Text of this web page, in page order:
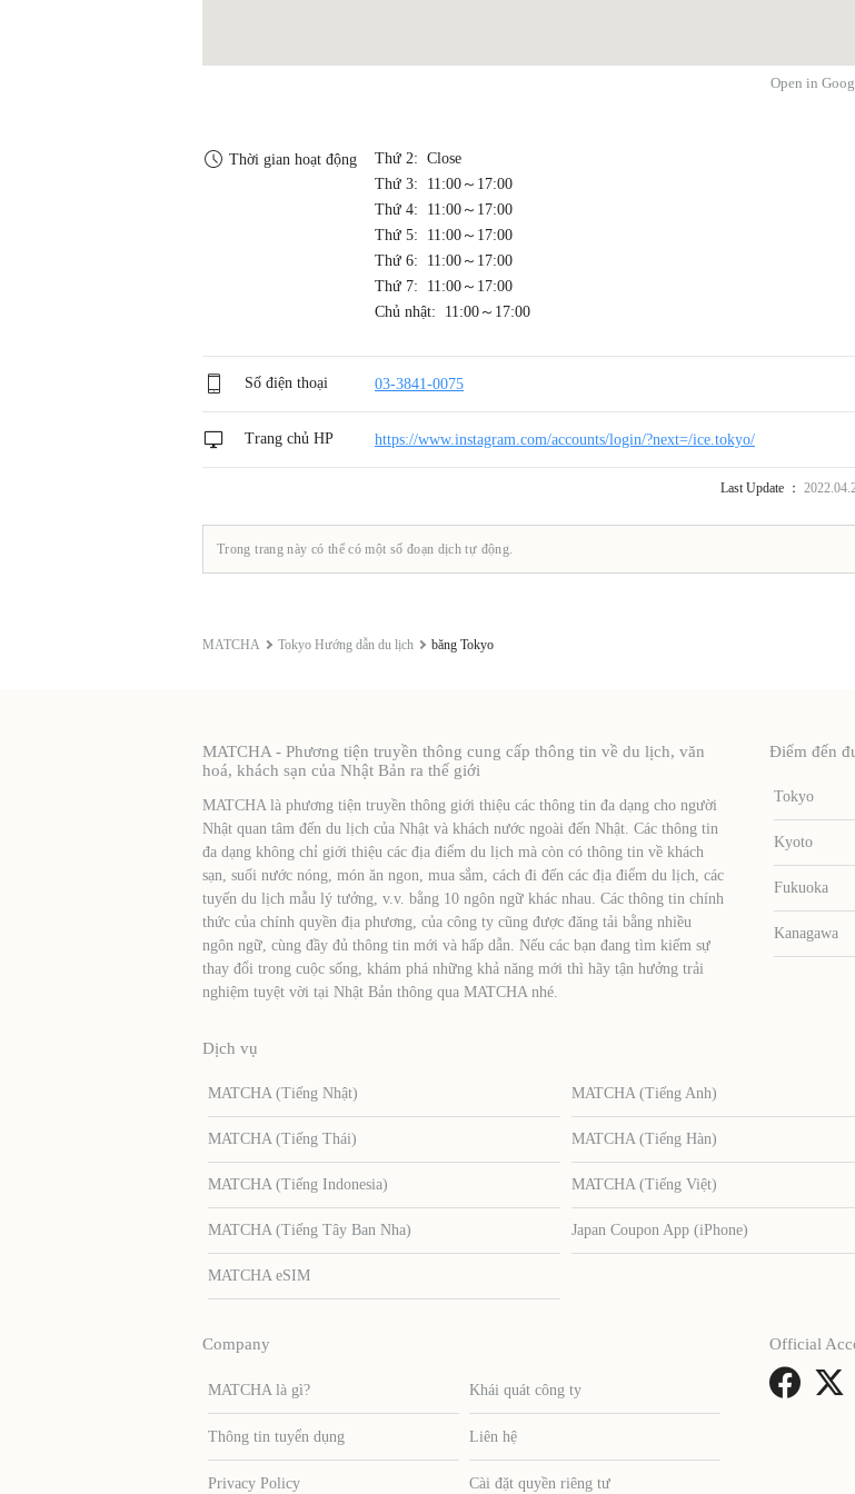
Open in
Thời gian hoạt động
Thứ 2: Close
Thứ 3: 11:00～17:00
Thứ 4: 11:00～17:00
Thứ 5: 11:00～17:00
Thứ 6: 11:00～17:00
Thứ 7: 11:00～17:00
Chủ nhật: 11:00～17:00
Số điện thoại 03-3841-0075
Trang chủ HP https://www.instagram.com/accounts/login/?next=/ice.tokyo/
Last Update ：
Trong trang này có thể có một số đoạn dịch tự động.
MATCHA Tokyo Hướng dẫn du lịch băng Tokyo
MATCHA - Phương tiện truyền thông cung cấp thông tin về du lịch, văn
hoá, khách sạn của Nhật Bản ra thế giới
MATCHA là phương tiện truyền thông giới thiệu các thông tin đa dạng cho người
Nhật quan tâm đến du lịch của Nhật và khách nước ngoài đến Nhật. Các thông tin
đa dạng không chỉ giới thiệu các địa điểm du lịch mà còn có thông tin về khách
sạn, suối nước nóng, món ăn ngon, mua sắm, cách đi đến các địa điểm du lịch, các
tuyến du lịch mẫu lý tưởng, v.v. bằng 10 ngôn ngữ khác nhau. Các thông tin chính
thức của chính quyền địa phương, của công ty cũng được đăng tải bằng nhiều
ngôn ngữ, cùng đầy đủ thông tin mới và hấp dẫn. Nếu các bạn đang tìm kiếm sự
thay đổi trong cuộc sống, khám phá những khả năng mới thì hãy tận hưởng trải
nghiệm tuyệt vời tại Nhật Bản thông qua MATCHA nhé.
Điểm đến
Tokyo
Kyoto
Fukuoka
Kanagawa
Dịch vụ
MATCHA (Tiếng Nhật) MATCHA (Tiếng Anh)
MATCHA (Tiếng Thái) MATCHA (Tiếng Hàn)
MATCHA (Tiếng Indonesia) MATCHA (Tiếng Việt)
MATCHA (Tiếng Tây Ban Nha) Japan Coupon App (iPhone)
MATCHA eSIM
Company
MATCHA là gì? Khái quát công ty
Thông tin tuyển dụng Liên hệ
Privacy Policy Cài đặt quyền riêng tư
Official